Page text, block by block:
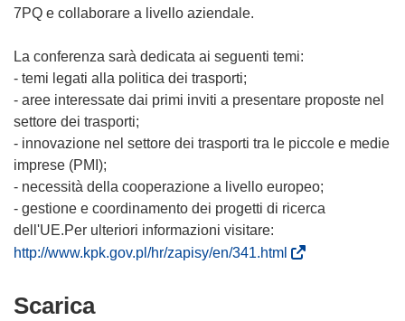
7PQ e collaborare a livello aziendale.
La conferenza sarà dedicata ai seguenti temi:
- temi legati alla politica dei trasporti;
- aree interessate dai primi inviti a presentare proposte nel
settore dei trasporti;
- innovazione nel settore dei trasporti tra le piccole e medie
imprese (PMI);
- necessità della cooperazione a livello europeo;
- gestione e coordinamento dei progetti di ricerca
dell'UE.Per ulteriori informazioni visitare:
http://www.kpk.gov.pl/hr/zapisy/en/341.html
ScaricaScarica